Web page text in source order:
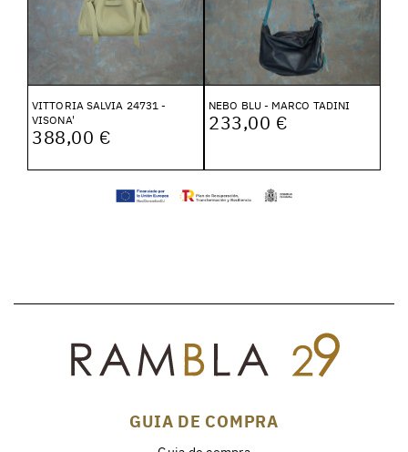
VITTORIA SALVIA 24731 -
VISONA'
388,00 €
NEBO BLU - MARCO TADINI
233,00 €
GUIA DE COMPRA